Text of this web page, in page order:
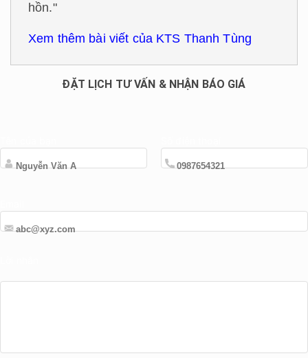
hồn."
Xem thêm bài viết của KTS Thanh Tùng
ĐẶT LỊCH TƯ VẤN & NHẬN BÁO GIÁ